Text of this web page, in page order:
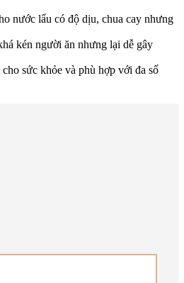
nước lẩu có độ dịu, chua cay nhưng
kén người ăn nhưng lại dễ gây
sức khỏe và phù hợp với đa số